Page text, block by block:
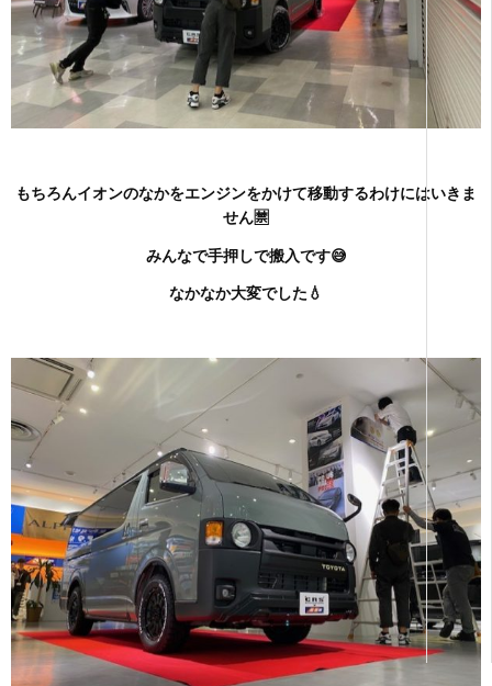
もちろんイオンのなかをエンジンをかけて移動するわけにはいきま
せん🈲
みんなで手押しで搬入です😅
なかなか大変でした💧